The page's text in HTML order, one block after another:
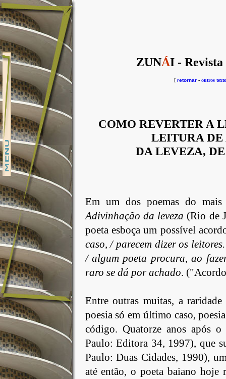
ZUNÁI - Revista
[ retornar - outros
COMO REVERTER A
LEITURA
DA LEVEZA,
Emum dos poemas do mais
Adivinhação da leveza (Rio de
poeta esboça um possível
caso, / parecem dizer os
/ algum poeta procura, ao
raro se dá por achado.
Entreoutras muitas, a raridade
poesia só em último caso,
código. Quatorze anos após
Paulo: Editora 34, 1997), que
Paulo: Duas Cidades, 1990),
até então, o poeta baiano hoje